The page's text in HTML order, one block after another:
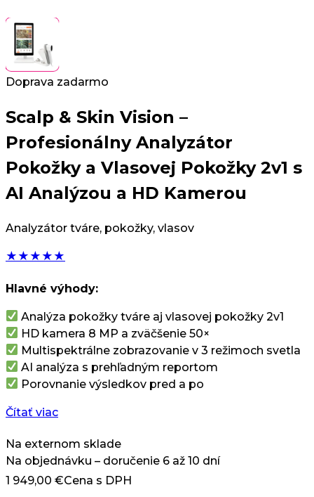
Doprava zadarmo
Scalp & Skin Vision –
Profesionálny Analyzátor
Pokožky a Vlasovej Pokožky 2v1 s
AI Analýzou a HD Kamerou
Analyzátor tváre, pokožky, vlasov
★ ★ ★ ★ ★
Hlavné výhody:
Analýza pokožky tváre aj vlasovej pokožky 2v1
HD kamera 8 MP a zväčšenie 50×
Multispektrálne zobrazovanie v 3 režimoch svetla
AI analýza s prehľadným reportom
Porovnanie výsledkov pred a po
Čítať viac
Na externom sklade
Na objednávku – doručenie 6 až 10 dní
1 949,00 €Cena s DPH